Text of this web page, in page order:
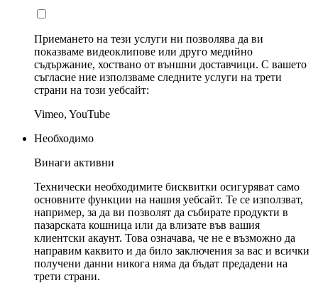
Приемането на тези услуги ни позволява да ви
показваме видеоклипове или друго медийно
съдържание, хоствано от външни доставчици. С вашето
съгласие ние използваме следните услуги на трети
страни на този уебсайт:
Vimeo, YouTube
Необходимо
Винаги активни
Технически необходимите бисквитки осигуряват само
основните функции на нашия уебсайт. Те се използват,
например, за да ви позволят да събирате продукти в
пазарската кошница или да влизате във вашия
клиентски акаунт. Това означава, че не е възможно да
направим каквито и да било заключения за вас и всички
получени данни никога няма да бъдат предадени на
трети страни.